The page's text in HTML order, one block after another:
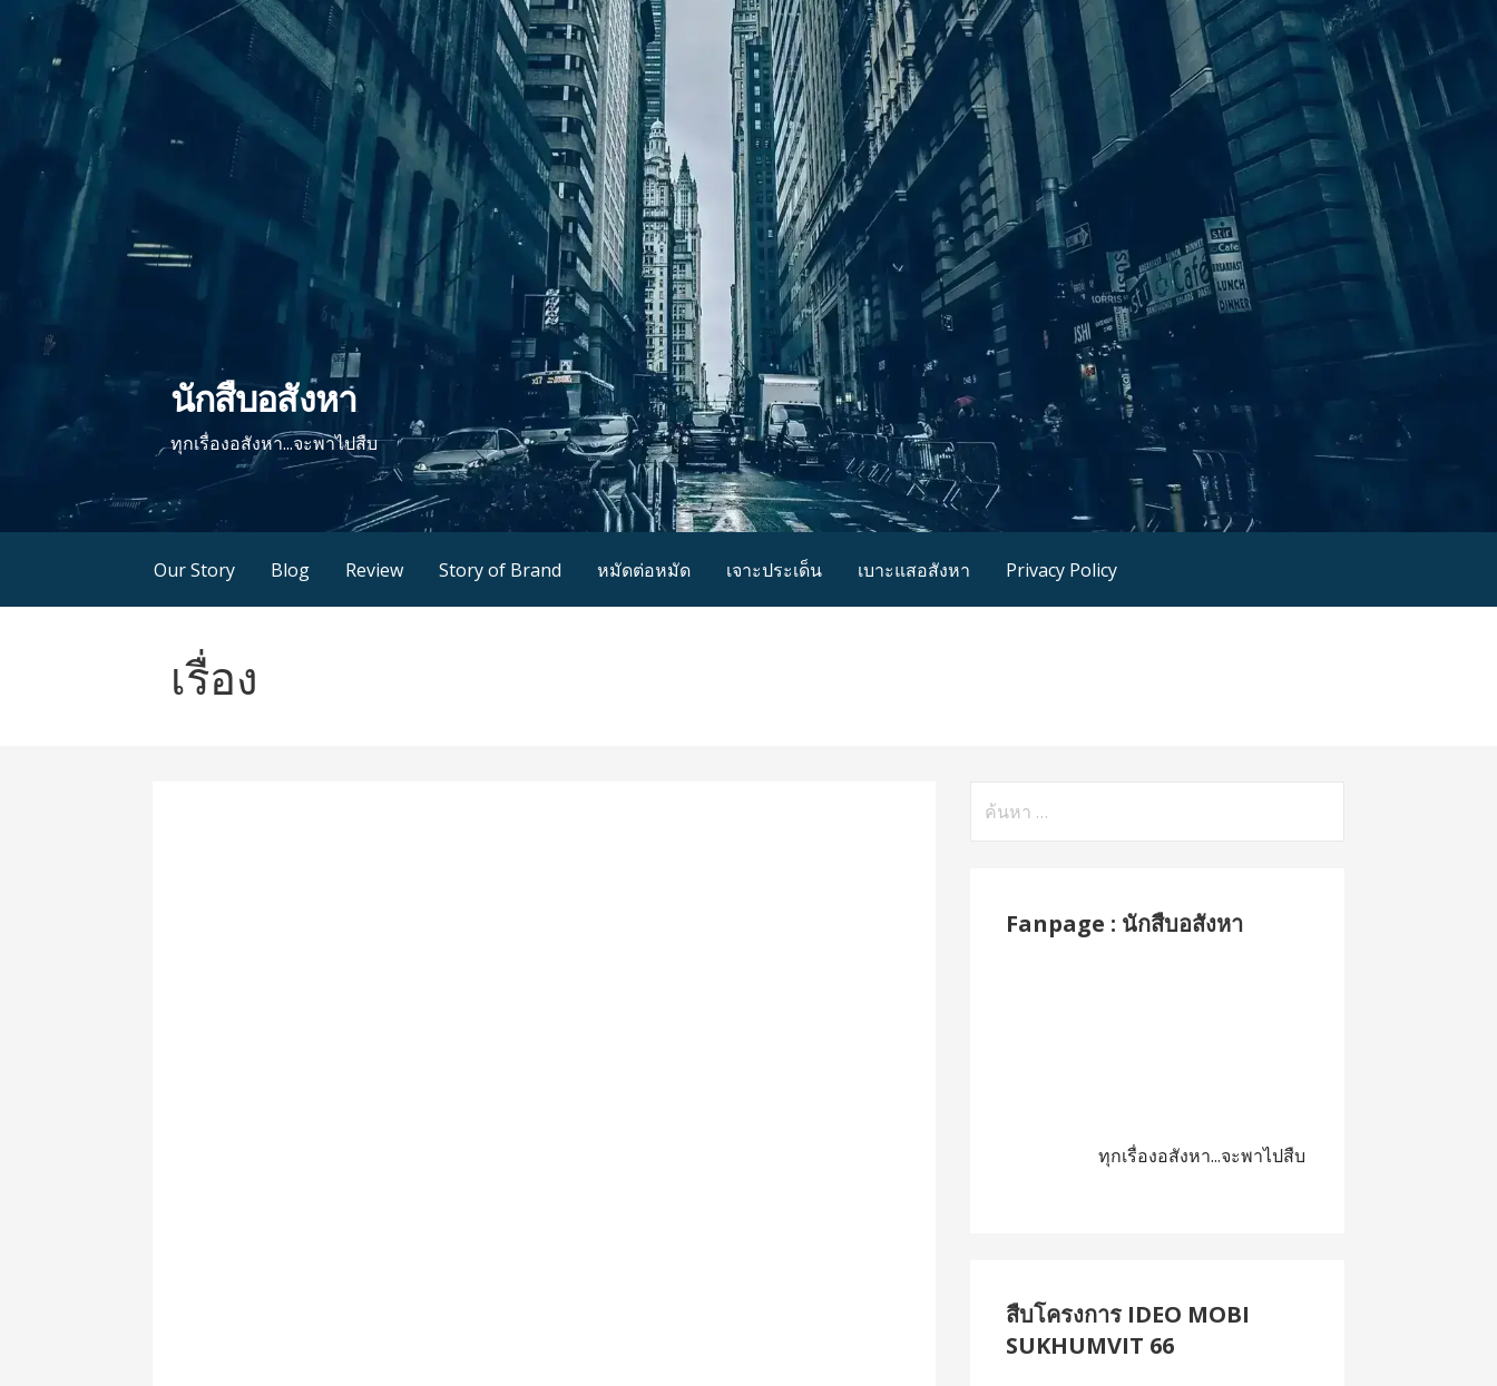
ข้าม
นักสืบอสังหา
ทุกเรื่องอสังหา...จะพาไปสืบ
Our Story Blog Review Story of Brand หมัดต่อหมัด เจาะประเด็น เบาะแสอสังหา Privacy Policy
เรื่อง
Fanpage : นักสืบอสังหา
ทุกเรื่องอสังหา...จะพาไปสืบ
สืบโครงการ IDEO MOBI
SUKHUMVIT 66